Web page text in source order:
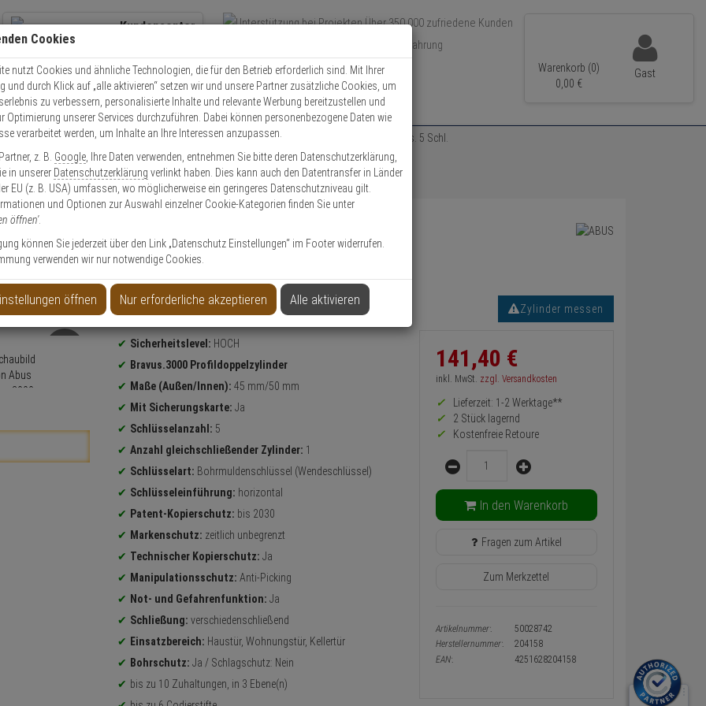
Kundencenter
Kontaktservice nutzen
Mo. - Do.: 8:00 - 16:30 Fr. 8:00 - 14:00 Uhr
Über 350.000 zufriedene Kunden
Über 15 Jahre Erfahrung
Schneller Versand
Warenkorb (0)
0, 00 €
Gast
Schließzylinder Schließzylinder Set Abus Bravus 3000 Doppelzylinder 45/50 vs. 5 Schl.
45/50 vs. 5 Schl.
Zylinder messen
Produktinformationen
Sicherheitslevel: HOCH
Bravus.3000 Profildoppelzylinder
Maße (Außen/Innen): 45 mm/50 mm
Mit Sicherungskarte: Ja
Schlüsselanzahl: 5
Anzahl gleichschließender Zylinder: 1
Schlüsselart: Bohrmuldenschlüssel (Wendeschlüssel)
Schlüsseleinführung: horizontal
Patent-Kopierschutz: bis 2030
Markenschutz: zeitlich unbegrenzt
Technischer Kopierschutz: Ja
Manipulationsschutz: Anti-Picking
Not- und Gefahrenfunktion: Ja
Schließung: verschiedenschließend
Einsatzbereich: Haustür, Wohnungstür, Kellertür
Bohrschutz: Ja / Schlagschutz: Nein
bis zu 10 Zuhaltungen, in 3 Ebene(n)
Informationen
zurück
Preis,
und
Warenkorb-
oder
Button
141,40 €
inkl. MwSt. zzgl. Versandkosten
Lieferzeit: 1-2 Werktage**
2 Stück lagernd
Kostenfreie Retoure
Menge
In den Warenkorb
Fragen zum Artikel
Zum Merkzettel
Artikelnummer:
50028742
Herstellernummer:
204158
EAN:
4251628204158
Cookies
nutzt Cookies und ähnliche Technologien, die für den Betrieb erforderlich sind. Mit Ihrer
und durch Klick auf „alle aktivieren“ setzen wir und unsere Partner zusätzliche Cookies, um
zu verbessern, personalisierte Inhalte und relevante Werbung bereitzustellen und
Optimierung unserer Services durchzuführen. Dabei können personenbezogene Daten wie
verarbeitet werden, um Inhalte an Ihre Interessen anzupassen.
z. B. Google , Ihre Daten verwenden, entnehmen Sie bitte deren Datenschutzerklärung,
in unserer Datenschutzerklärung verlinkt haben. Dies kann auch den Datentransfer in Länder
EU (z. B. USA) umfassen, wo möglicherweise ein geringeres Datenschutzniveau gilt.
und Optionen zur Auswahl einzelner Cookie-Kategorien finden Sie unter
öffnen'.
können Sie jederzeit über den Link „Datenschutz Einstellungen“ im Footer widerrufen.
verwenden wir nur notwendige Cookies.
öffnen Nur erforderliche akzeptieren Alle aktivieren